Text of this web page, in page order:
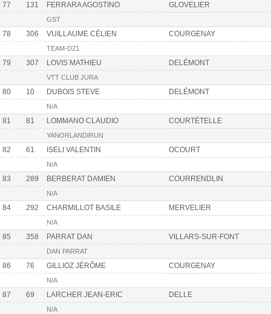
77 131 FERRARA AGOSTINO GLOVELIER
GST
78 306 VUILLAUME CÉLIEN COURGENAY
TEAM-D21
79 307 LOVIS MATHIEU DELÉMONT
VTT CLUB JURA
80 10 DUBOIS STEVE DELÉMONT
N/A
81 81 LOMMANO CLAUDIO COURTÉTELLE
YANORLANDIRUN
82 61 ISELI VALENTIN OCOURT
N/A
83 289 BERBERAT DAMIEN COURRENDLIN
N/A
84 292 CHARMILLOT BASILE MERVELIER
N/A
85 358 PARRAT DAN VILLARS-SUR-FONT
DAN PARRAT
86 76 GILLIOZ JÉRÔME COURGENAY
N/A
87 69 LARCHER JEAN-ERIC DELLE
N/A